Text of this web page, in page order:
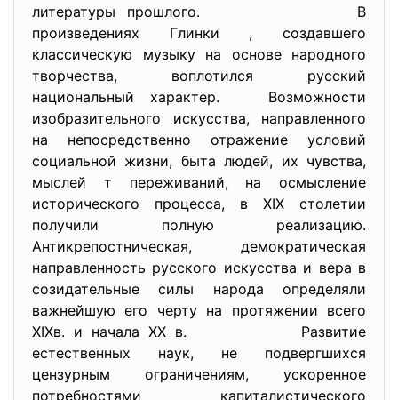
литературы прошлого. В
произведениях Глинки , создавшего
классическую музыку на основе народного
творчества, воплотился русский
национальный характер. Возможности
изобразительного искусства, направленного
на непосредственно отражение условий
социальной жизни, быта людей, их чувства,
мыслей т переживаний, на осмысление
исторического процесса, в XIX столетии
получили полную реализацию.
Антикрепостническая, демократическая
направленность русского искусства и вера в
созидательные силы народа определяли
важнейшую его черту на протяжении всего
XIXв. и начала ХХ в. Развитие
естественных наук, не подвергшихся
цензурным ограничениям, ускоренное
потребностями капиталистического